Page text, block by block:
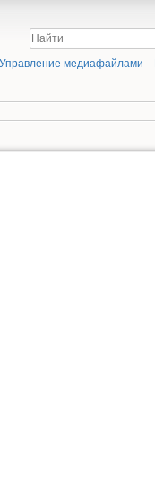
Управление медиафайлами